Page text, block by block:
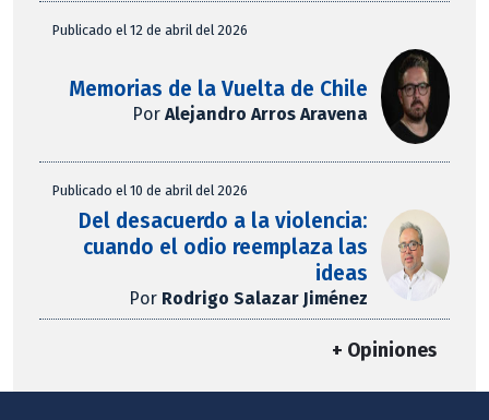
Publicado el 12 de abril del 2026
Memorias de la Vuelta de Chile
PorAlejandro Arros Aravena
Publicado el 10 de abril del 2026
Del desacuerdo a la violencia:
cuando el odio reemplaza las
ideas
Por Rodrigo Salazar Jiménez
+ Opiniones